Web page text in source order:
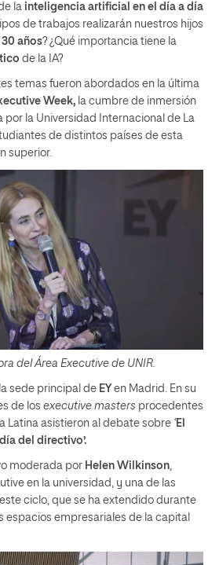
la inteligencia artificial en el día a día
de trabajos realizarán nuestros hijos
años? ¿Qué importancia tiene la
de la IA?
temas fueron abordados en la última
Week, la cumbre de inmersión
la Universidad Internacional de La
de distintos países de esta
superior.
del Área Executive de UNIR.
sede principal de EY en Madrid. En su
de los executive masters procedentes
Latina asistieron al debate sobre ‘El
del directivo’.
moderada por Helen Wilkinson,
en la universidad, y una de las
ciclo, que se ha extendido durante
espacios empresariales de la capital